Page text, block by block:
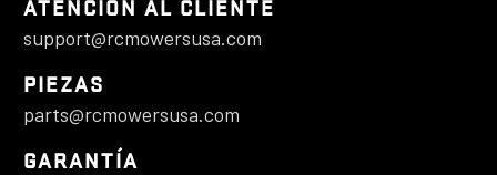
n
s
e
n
t
m
o
s
n
e
n
a
y
ATENCIÓN AL CLIENTE
support@rcmowersusa.com
PIEZAS
parts@rcmowersusa.com
GARANTÍA